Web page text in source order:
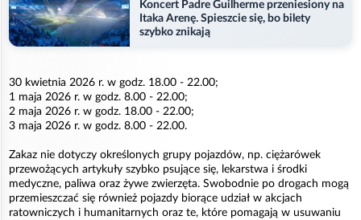
Koncert Padre Guilherme przeniesiony na
Itaka Arenę. Spieszcie się, bo bilety
szybko znikają
30 kwietnia 2026 r. w godz. 18.00 - 22.00;
1 maja 2026 r. w godz. 8.00 - 22.00;
2 maja 2026 r. w godz. 18.00 - 22.00;
3 maja 2026 r. w godz. 8.00 - 22.00.
Zakaz nie dotyczy określonych grupy pojazdów, np. ciężarówek
przewożących artykuły szybko psujące się, lekarstwa i środki
medyczne, paliwa oraz żywe zwierzęta. Swobodnie po drogach mogą
przemieszczać się również pojazdy biorące udział w akcjach
ratowniczych i humanitarnych oraz te, które pomagają w usuwaniu